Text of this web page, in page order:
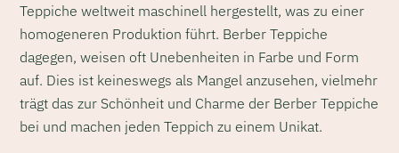
Teppiche weltweit maschinell hergestellt, was zu einer
homogeneren Produktion führt. Berber Teppiche
dagegen, weisen oft Unebenheiten in Farbe und Form
auf. Dies ist keineswegs als Mangel anzusehen, vielmehr
trägt das zur Schönheit und Charme der Berber Teppiche
bei und machen jeden Teppich zu einem Unikat.